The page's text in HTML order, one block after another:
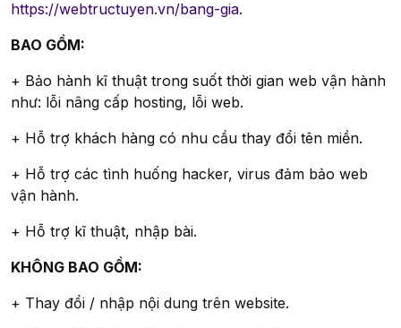
https://webtructuyen.vn/bang-gia.
BAO GỒM:
+ Bảo hành kĩ thuật trong suốt thời gian web vận hành
như: lỗi nâng cấp hosting, lỗi web.
+ Hỗ trợ khách hàng có nhu cầu thay đổi tên miền.
+ Hỗ trợ các tình huống hacker, virus đảm bảo web
vận hành.
+ Hỗ trợ kĩ thuật, nhập bài.
KHÔNG BAO GỒM:
+ Thay đổi / nhập nội dung trên website.